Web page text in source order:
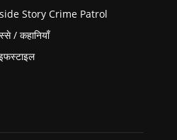
Story Crime Patrol
/ कहानियाँ